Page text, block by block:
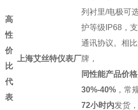
高
性
价
比
代
表
上海艾丝特仪表厂
列衬里/电极可
护等级IP68，
通讯协议。相
牌，
同性能产品价
30%-40% ，常
72小时内发货